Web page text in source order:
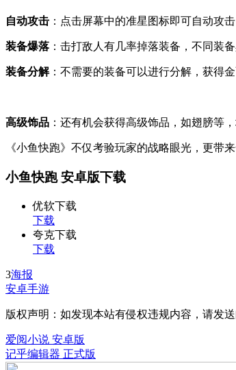
自动攻击 ：点击屏幕中的准星图标即可自动攻
装备爆落 ：击打敌人有几率掉落装备，不同装
装备分解：不需要的装备可以进行分解，获得
高级饰品 ：还有机会获得高级饰品，如翅膀等
《小鱼快跑》不仅考验玩家的战略眼光，更带
小鱼快跑 安卓版下载
优软下载
下载
夸克下载
下载
3海报
安卓手游
版权声明：如发现本站有侵权违规内容，请发
爱阅小说 安卓版
记乎编辑器 正式版